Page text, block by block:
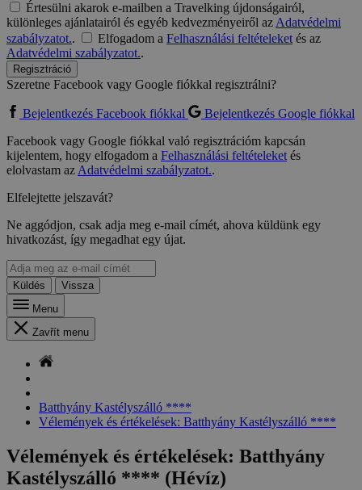
Értesülni akarok e-mailben a Travelking újdonságairól,
különleges ajánlatairól és egyéb kedvezményeiről azAdatvédelmi
szabályzatot.. Elfogadom a Felhasználási feltételeketés az
Adatvédelmi szabályzatot..
Regisztráció
Szeretne Facebook vagy Google fiókkal regisztrálni?
Bejelentkezés Facebook fiókkal
Bejelentkezés Google fiókkal
Facebook vagy Google fiókkal való regisztrációm kapcsán
kijelentem, hogy elfogadom a Felhasználási feltételeketés
elolvastam azAdatvédelmi szabályzatot..
Elfelejtette jelszavát?
Ne aggódjon, csak adja meg e-mail címét, ahova küldünk egy
hivatkozást, így megadhat egy újat.
Küldés
Vissza
Menu
Zavřít menu
Batthyány Kastélyszálló ****
Vélemények és értékelések: Batthyány Kastélyszálló ****
Vélemények és értékelések: Batthyány
Kastélyszálló **** (Hévíz)